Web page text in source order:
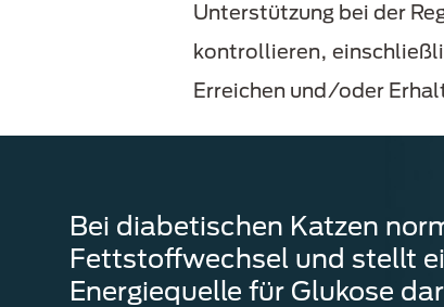
Unterstützung bei der
kontrollieren,
Erreichen und/oder
Bei diabetischen Katzen
Fettstoffwechsel und stellt
Energiequelle für Glukose